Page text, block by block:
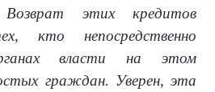
Возврат этих кредитов
кто непосредственно
власти на этом
граждан. Уверен, эта